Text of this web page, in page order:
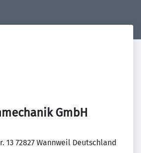
GmbH
13 72827 Wannweil Deutschland